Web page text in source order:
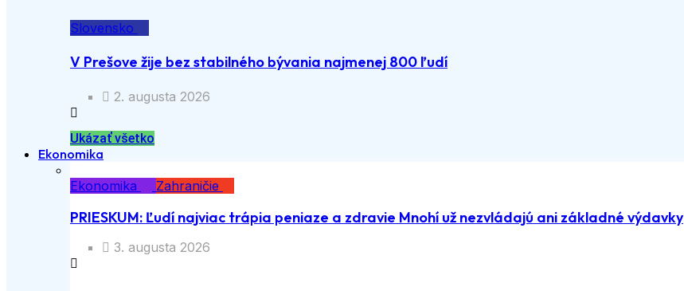
Slovensko
V Prešove žije bez stabilného bývania najmenej 800 ľudí
2. augusta 2026
Ukázať všetko
Ekonomika
Ekonomika
Zahraničie
PRIESKUM: Ľudí najviac trápia peniaze a zdravie Mnohí už nezvládajú ani základné výdavky
3. augusta 2026